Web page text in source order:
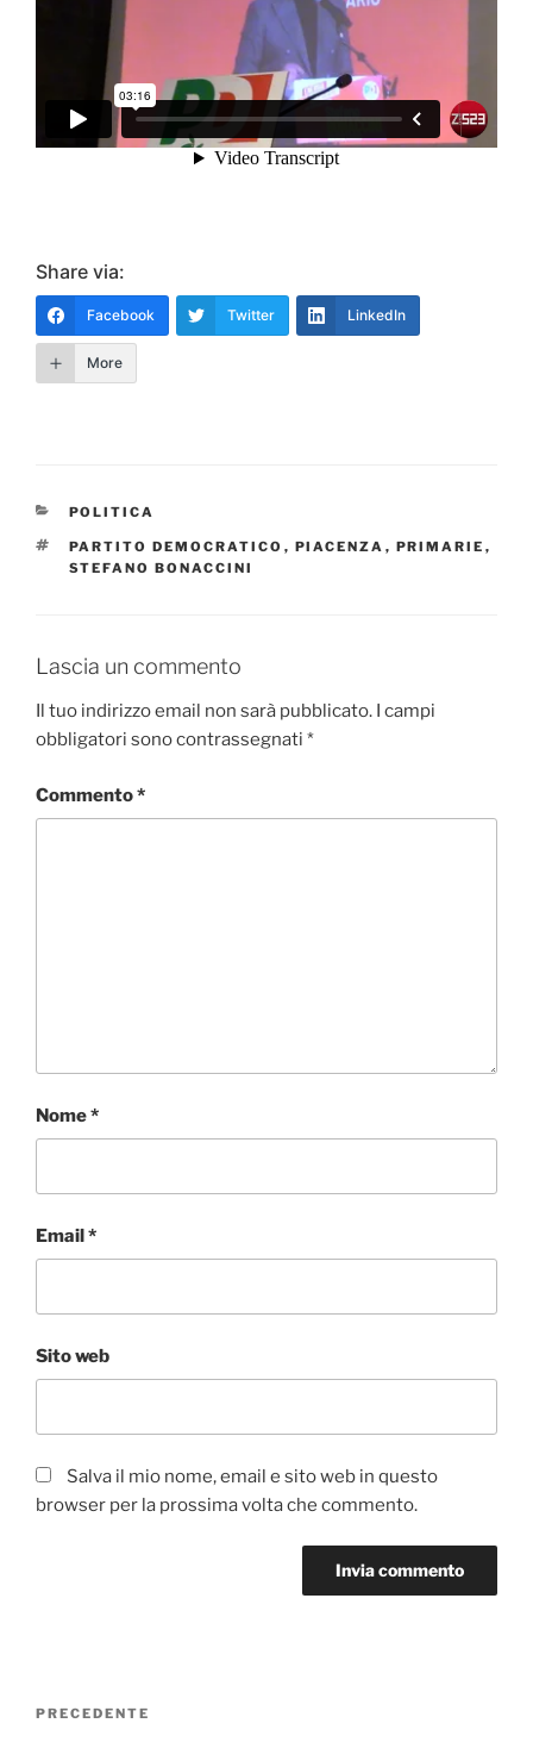
Share via:
Facebook Twitter LinkedIn
More
CATEGORIE
POLITICA
TAG
PARTITO DEMOCRATICO , PIACENZA , PRIMARIE ,
STEFANO BONACCINI
Lascia un commento
Il tuo indirizzo email non sarà pubblicato. I campi
obbligatori sono contrassegnati *
Commento*
Nome*
Email*
Sito web
Salva il mio nome, email e sito web in questo
browser per la prossima volta che commento.
Navigazione
Articolo
PRECEDENTE